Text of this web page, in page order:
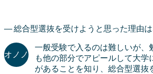
総合型選抜を受けようと思った理由
一般受験で入るのは難しいが、
も他の部分でアピールして大学
があることを知り、総合型選抜